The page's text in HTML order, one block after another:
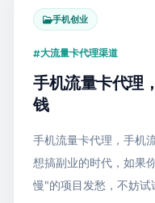
手机创业
大流量卡代理渠道
手机流量卡代理
钱
手机流量卡代理，手机
想搞副业的时代，如果
慢"的项目发愁，不妨